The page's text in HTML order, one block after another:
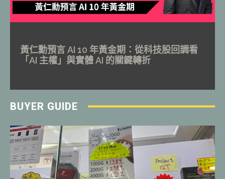
黃仁勳預言 AI 10 年黃金期：從科技股回調看
「AI 主權」與實體 AI 的關鍵轉折
BUYER GUIDE